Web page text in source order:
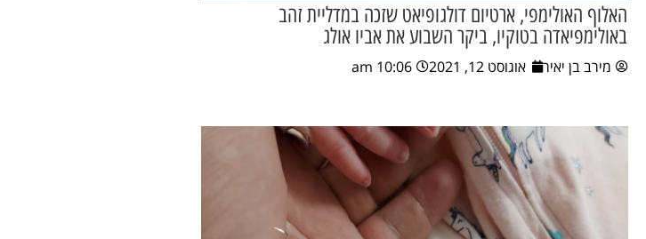
האלוף האולימפי, ארטיום דולגופיאט שזכה במדליית זהב
באולימפיאדה בטוקיו, ביקר השבוע את אביו אולג
מירב בן יאיר אוגוסט 12, 2021 10:06 am